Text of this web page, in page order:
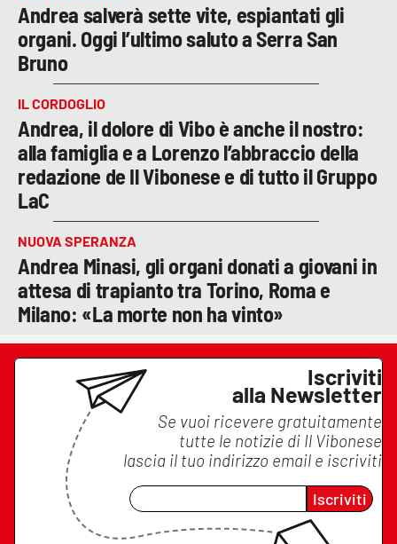
Andrea salverà sette vite, espiantati gli
organi. Oggi l’ultimo saluto a Serra San
Bruno
IL CORDOGLIO
Andrea, il dolore di Vibo è anche il nostro:
alla famiglia e a Lorenzo l’abbraccio della
redazione de Il Vibonese e di tutto il Gruppo
LaC
NUOVA SPERANZA
Andrea Minasi, gli organi donati a giovani in
attesa di trapianto tra Torino, Roma e
Milano: «La morte non ha vinto»
Iscriviti
alla Newsletter
Se vuoi ricevere gratuitamente
tutte le notizie di Il Vibonese
lascia il tuo indirizzo email e iscriviti
Iscriviti